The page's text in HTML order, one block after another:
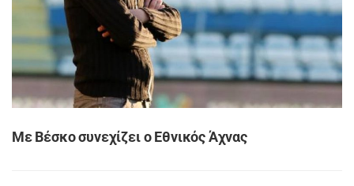
Με Βέσκο συνεχίζει ο Εθνικός Άχνας